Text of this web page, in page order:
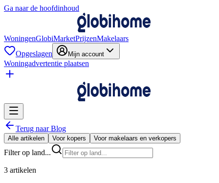
Ga naar de hoofdinhoud
WoningenGlobiMarketPrijzenMakelaars
Opgeslagen
Mijn account
Woningadvertentie plaatsen
Terug naar Blog
Alle artikelen Voor kopers Voor makelaars en verkopers
Filter op land...
3 artikelen